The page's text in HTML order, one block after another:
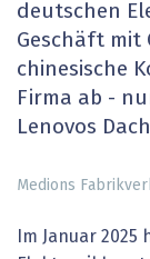
deutschen
Geschäft mit
chinesische
Firma ab -
Lenovos
Medions
Im Januar